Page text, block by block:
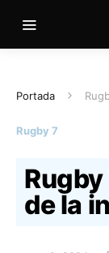
Portada
Rugby 7
de la